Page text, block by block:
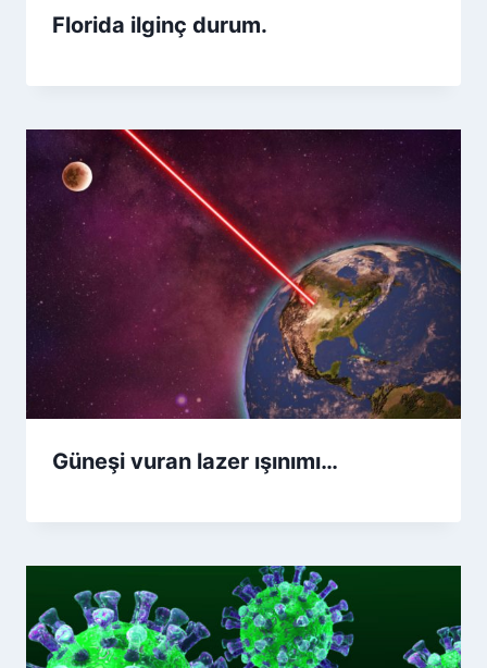
Florida ilginç durum.
Güneşi vuran lazer ışınımı…